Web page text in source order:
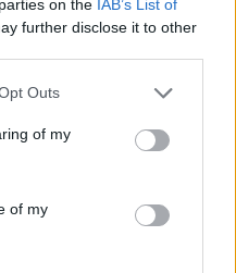
on the IAB’s List of
further disclose it to other
uses one or more Google
You may click to
and its third-party tags to
purposes in below Google
Outs
of my
of my
τουλάχιστον 1.430
τους, περισσότεροι
ενώ η τύχη άνω των
να αγνοείται.